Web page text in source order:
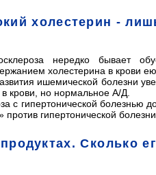
холестерин -
нередко бывает
холестерина в крови
ишемической болезни
крови, но нормальное А/Д.
с гипертонической болезнью
гипертонической
Сколько